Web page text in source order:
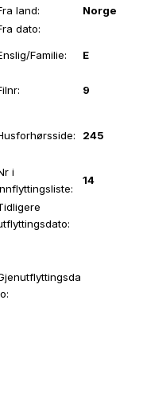
land:
Norge
dato:
Familie: E
9
245
i
14